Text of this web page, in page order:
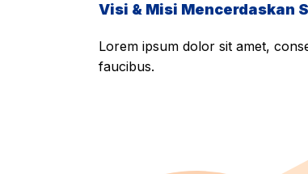
Visi & Misi Mencerdaskan
Lorem ipsum dolor sit amet,
faucibus.